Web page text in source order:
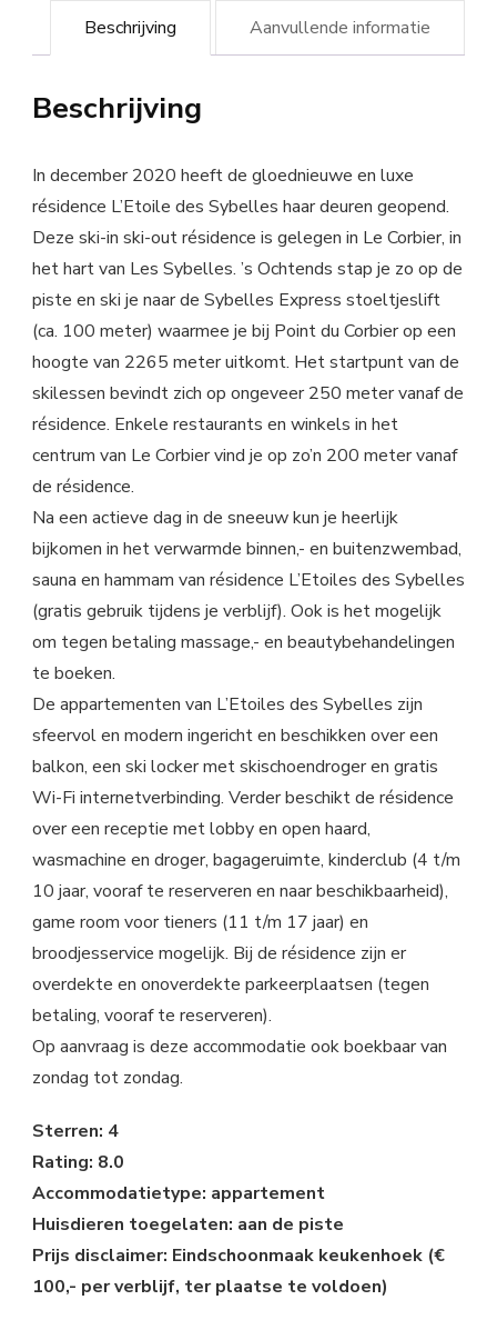
Beschrijving Aanvullende informatie
Beschrijving
In december 2020 heeft de gloednieuwe en luxe
résidence L’Etoile des Sybelles haar deuren geopend.
Deze ski-in ski-out résidence is gelegen in Le Corbier, in
het hart van Les Sybelles. ’s Ochtends stap je zo op de
piste en ski je naar de Sybelles Express stoeltjeslift
(ca. 100 meter) waarmee je bij Point du Corbier op een
hoogte van 2265 meter uitkomt. Het startpunt van de
skilessen bevindt zich op ongeveer 250 meter vanaf de
résidence. Enkele restaurants en winkels in het
centrum van Le Corbier vind je op zo’n 200 meter vanaf
de résidence.
Na een actieve dag in de sneeuw kun je heerlijk
bijkomen in het verwarmde binnen,- en buitenzwembad,
sauna en hammam van résidence L’Etoiles des Sybelles
(gratis gebruik tijdens je verblijf). Ook is het mogelijk
om tegen betaling massage,- en beautybehandelingen
te boeken.
De appartementen van L’Etoiles des Sybelles zijn
sfeervol en modern ingericht en beschikken over een
balkon, een ski locker met skischoendroger en gratis
Wi-Fi internetverbinding. Verder beschikt de résidence
over een receptie met lobby en open haard,
wasmachine en droger, bagageruimte, kinderclub (4 t/m
10 jaar, vooraf te reserveren en naar beschikbaarheid),
game room voor tieners (11 t/m 17 jaar) en
broodjesservice mogelijk. Bij de résidence zijn er
overdekte en onoverdekte parkeerplaatsen (tegen
betaling, vooraf te reserveren).
Op aanvraag is deze accommodatie ook boekbaar van
zondag tot zondag.
Sterren: 4
Rating: 8.0
Accommodatietype: appartement
Huisdieren toegelaten: aan de piste
Prijs disclaimer: Eindschoonmaak keukenhoek (€
100,- per verblijf, ter plaatse te voldoen)